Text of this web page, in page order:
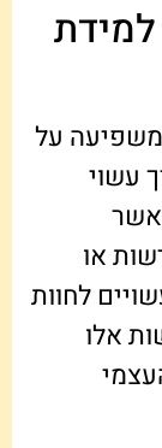
על
עשוי
או
לחוות
אלו